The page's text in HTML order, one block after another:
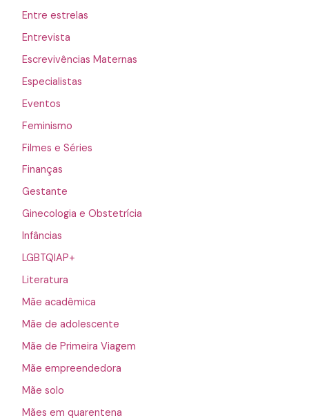
Entre estrelas
Entrevista
Escrevivências Maternas
Especialistas
Eventos
Feminismo
Filmes e Séries
Finanças
Gestante
Ginecologia e Obstetrícia
Infâncias
LGBTQIAP+
Literatura
Mãe acadêmica
Mãe de adolescente
Mãe de Primeira Viagem
Mãe empreendedora
Mãe solo
Mães em quarentena